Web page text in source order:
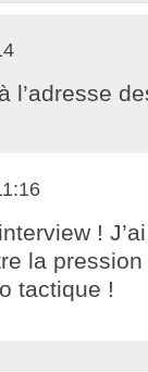
l’adresse
!
la
tactique !